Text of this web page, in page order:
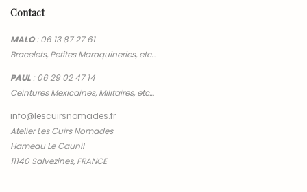
Contact
MALO:06 13 87 27 61
Bracelets, Petites Maroquineries, etc…
PAUL:06 29 02 47 14
Ceintures Mexicaines, Militaires, etc…
info@lescuirsnomades.fr
Atelier Les Cuirs Nomades
Hameau Le Caunil
11140 Salvezines, FRANCE